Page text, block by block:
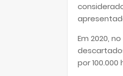
Em 2020,
por